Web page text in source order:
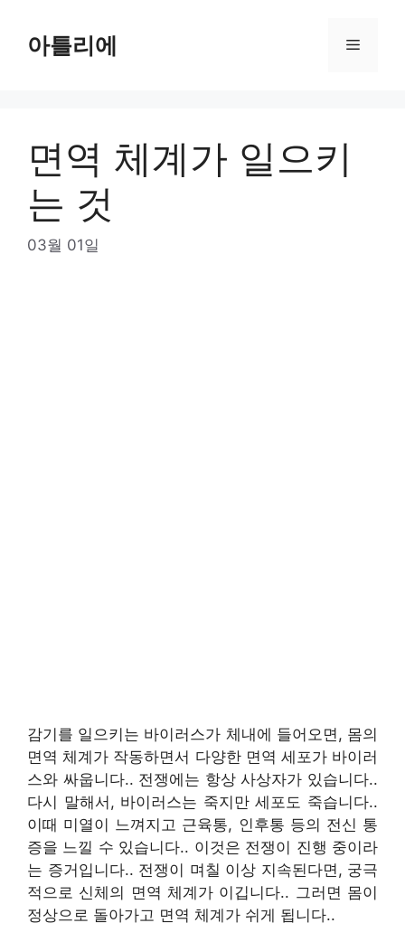
content아틀리에 Menu
면역 체계가 일으키
는 것
03월 01일
감기를 일으키는 바이러스가 체내에 들어오면, 몸의
면역 체계가 작동하면서 다양한 면역 세포가 바이러
스와 싸웁니다.. 전쟁에는 항상 사상자가 있습니다..
다시 말해서, 바이러스는 죽지만 세포도 죽습니다..
이때 미열이 느껴지고 근육통, 인후통 등의 전신 통
증을 느낄 수 있습니다.. 이것은 전쟁이 진행 중이라
는 증거입니다.. 전쟁이 며칠 이상 지속된다면, 궁극
적으로 신체의 면역 체계가 이깁니다.. 그러면 몸이
정상으로 돌아가고 면역 체계가 쉬게 됩니다..